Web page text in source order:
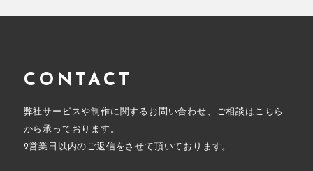
CONTACT
弊社サービスや制作に関するお問い合わせ、ご相談はこちら
から承っております。
2営業日以内のご返信をさせて頂いております。